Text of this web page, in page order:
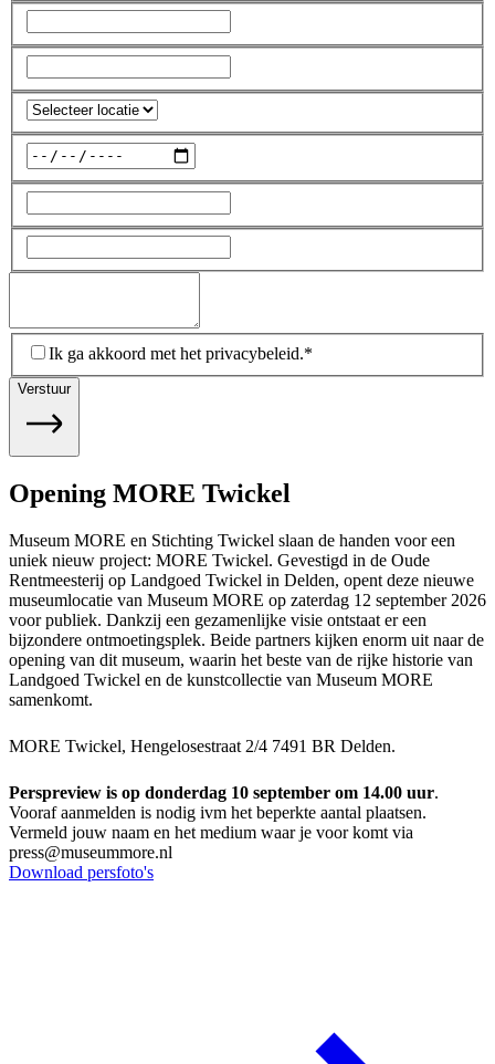
Ik ga akkoord met het privacybeleid.*
Verstuur
Opening MORE Twickel
Museum MORE en Stichting Twickel slaan de handen voor een
uniek nieuw project: MORE Twickel. Gevestigd in de Oude
Rentmeesterij op Landgoed Twickel in Delden, opent deze nieuwe
museumlocatie van Museum MORE op zaterdag 12 september 2026
voor publiek. Dankzij een gezamenlijke visie ontstaat er een
bijzondere ontmoetingsplek. Beide partners kijken enorm uit naar de
opening van dit museum, waarin het beste van de rijke historie van
Landgoed Twickel en de kunstcollectie van Museum MORE
samenkomt.
MORE Twickel, Hengelosestraat 2/4 7491 BR Delden.
Perspreview is op donderdag 10 september om 14.00 uur.
Vooraf aanmelden is nodig ivm het beperkte aantal plaatsen.
Vermeld jouw naam en het medium waar je voor komt via
press@museummore.nl
Download persfoto's